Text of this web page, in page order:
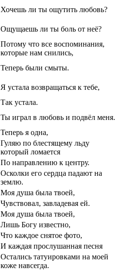
Хочешь ли ты ощутить любовь?
Ощущаешь ли ты боль от неё?
Потому что все воспоминания,
которые нам снились,
Теперь были смыты.
Я устала возвращаться к тебе,
Так устала.
Ты играл в любовь и подвёл меня.
Теперь я одна,
Гуляю по блестящему льду
который ломается
По направлению к центру.
Осколки его сердца падают на
землю.
Моя душа была твоей,
Чувствовал, завладевая ей.
Моя душа была твоей,
Лишь Богу известно,
Что каждое снятое фото,
И каждая прослушанная песня
Остались татуировками на моей
коже навсегда.